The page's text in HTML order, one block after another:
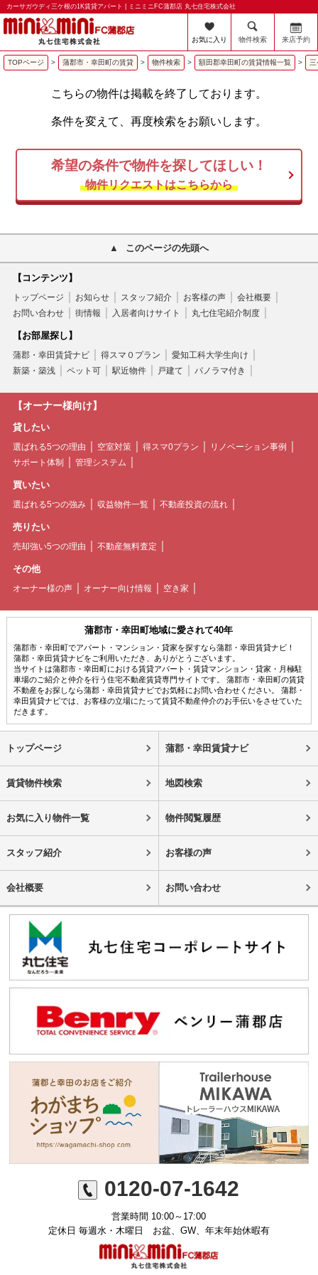
カーサガウディ三ケ根の1K賃貸アパート | ミニミニFC蒲郡店 丸七住宅株式会社
お気に入り 物件検索 来店予約
TOPページ > 蒲郡市・幸田町の賃貸 > 物件検索 > 額田郡幸田町の賃貸情報一覧 >
こちらの物件は掲載を終了しております。
条件を変えて、再度検索をお願いします。
希望の条件で物件を探してほしい！
物件リクエストはこちらから
このページの先頭へ
【コンテンツ】
トップページ お知らせ スタッフ紹介 お客様の声
会社概要
お問い合わせ
街情報 入居者向けサイト 丸七住宅紹介制度
【お部屋探し】
蒲郡・幸田賃貸ナビ 得スマ０プラン
愛知工科大学生向け
新築・築浅
ペット可 駅近物件 戸建て パノラマ付き
【オーナー様向け】
貸したい
選ばれる5つの理由 空室対策 得スマ0プラン
リノベーション事例
サポート体制
管理システム
買いたい
選ばれる5つの強み 収益物件一覧 不動産投資の流れ
売りたい
売却強い5つの理由 不動産無料査定
その他
オーナー様の声 オーナー向け情報 空き家
蒲郡市・幸田町地域に愛されて40年
蒲郡市・幸田町でアパート・マンション・貸家を探すなら蒲郡・幸田賃貸ナビ！
蒲郡・幸田賃貸ナビをご利用いただき、ありがとうございます。
当サイトは蒲郡市・幸田町における賃貸アパート・賃貸マンション・貸家・月極駐
車場のご紹介と仲介を行う住宅不動産賃貸専門サイトです。 蒲郡市・幸田町の賃貸
不動産をお探しなら蒲郡・幸田賃貸ナビでお気軽にお問い合わせください。 蒲郡・
幸田賃貸ナビでは、お客様の立場にたって賃貸不動産仲介のお手伝いをさせていた
だきます。
トップページ 蒲郡・幸田賃貸ナビ
賃貸物件検索 地図検索
お気に入り物件一覧 物件閲覧履歴
スタッフ紹介 お客様の声
会社概要 お問い合わせ
0120-07-1642
営業時間 10:00～17:00
定休日 毎週水・木曜日 お盆、GW、年末年始休暇有